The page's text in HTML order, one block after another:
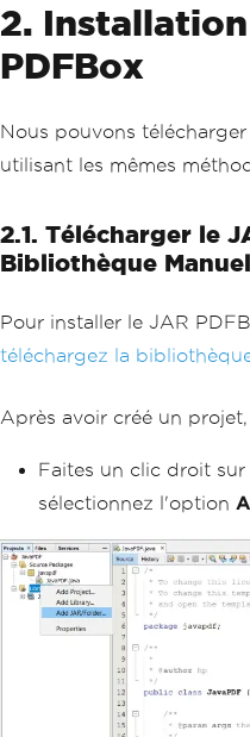
2.
PDFBox
Nous pouvons
utilisant les mêmes
2.1. Télécharger le
Bibliothèque
Pour installer le JAR
téléchargez la
Après avoir créé un
Faites un clic droit
sélectionnez l'option